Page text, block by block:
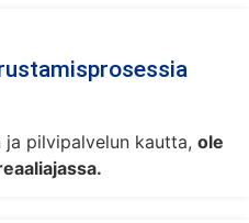
pilvipalvelun kautta, ole